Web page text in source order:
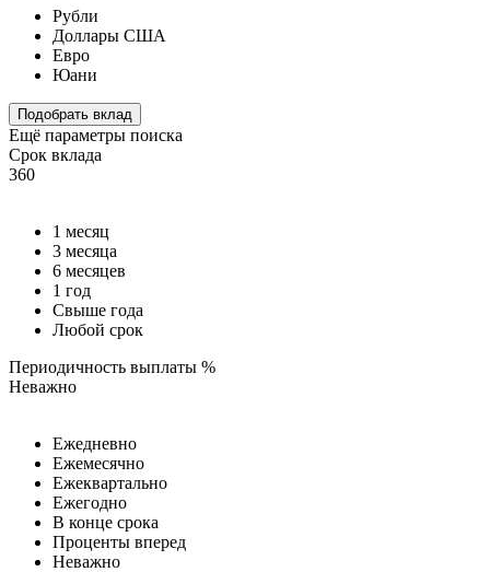
Рубли
Доллары США
Евро
Юани
Подобрать вклад
Ещё параметры поиска
Срок вклада
360
1 месяц
3 месяца
6 месяцев
1 год
Свыше года
Любой срок
Периодичность выплаты %
Неважно
Ежедневно
Ежемесячно
Ежеквартально
Ежегодно
В конце срока
Проценты вперед
Неважно